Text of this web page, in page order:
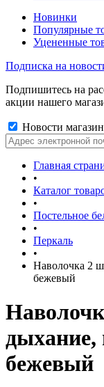
Новинки
Популярные
Уцененные
Подписка на
Подпишитесь на
акции нашего
Новости
Главная
•
Каталог
•
Постельное
•
Перкаль
•
Наволочка 2
бежевый
дыхание,
бежевый